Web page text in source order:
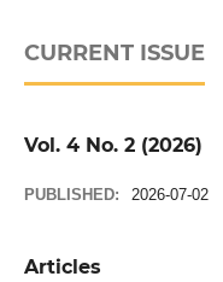
CURRENT ISSUE
Vol. 4 No. 2 (2026)
PUBLISHED: 2026-07-02
Articles